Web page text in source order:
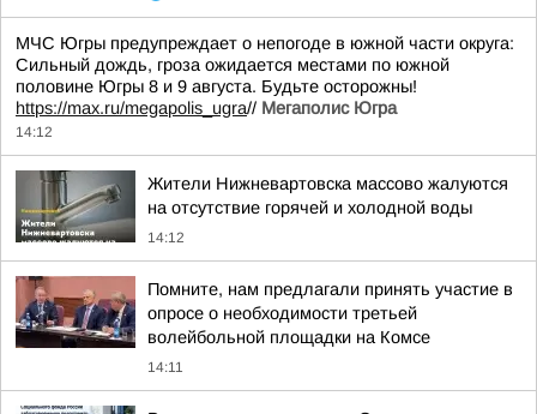
МЧС Югры предупреждает о непогоде в южной части округа:
Сильный дождь, гроза ожидается местами по южной
половине Югры 8 и 9 августа. Будьте осторожны!
https://max.ru/megapolis_ugra// Мегаполис Югра
14:12
Жители Нижневартовска массово жалуются
на отсутствие горячей и холодной воды
14:12
Помните, нам предлагали принять участие в
опросе о необходимости третьей
волейбольной площадки на Комсе
14:11